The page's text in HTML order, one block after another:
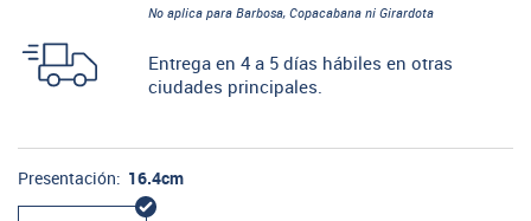
No aplica para Barbosa, Copacabana ni Girardota
Entrega en 4 a 5 días hábiles en otras
ciudades principales.
Presentación: 16.4cm